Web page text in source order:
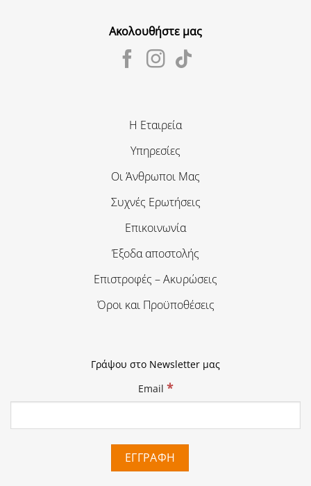
Ακολουθήστε μας
Η Εταιρεία
Υπηρεσίες
Οι Άνθρωποι Μας
Συχνές Ερωτήσεις
Επικοινωνία
Έξοδα αποστολής
Επιστροφές – Ακυρώσεις
Όροι και Προϋποθέσεις
Γράψου στο Newsletter μας
Email *